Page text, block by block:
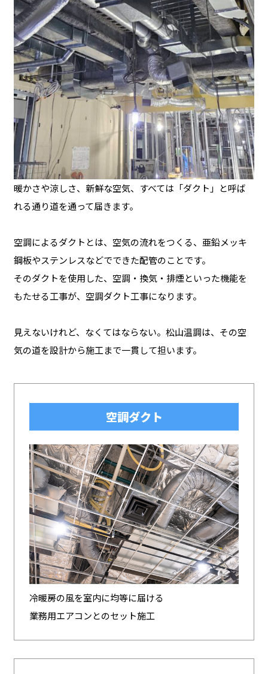
暖かさや涼しさ、新鮮な空気、すべては「ダクト」と呼ば
れる通り道を通って届きます。
空調によるダクトとは、空気の流れをつくる、亜鉛メッキ
鋼板やステンレスなどでできた配管のことです。
そのダクトを使用した、空調・換気・排煙といった機能を
もたせる工事が、空調ダクト工事になります。
見えないけれど、なくてはならない。松山温調は、その空
気の道を設計から施工まで一貫して担います。
空調ダクト
冷暖房の風を室内に均等に届ける
業務用エアコンとのセット施工